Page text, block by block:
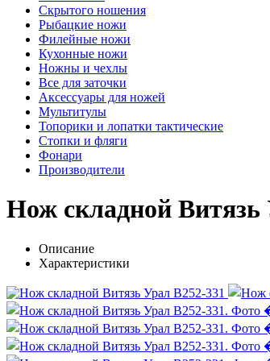
Скрытого ношения
Рыбацкие ножи
Филейные ножи
Кухонные ножи
Ножны и чехлы
Все для заточки
Аксессуары для ножей
Мультитулы
Топорики и лопатки тактические
Стопки и фляги
Фонари
Производители
Нож складной Витязь
Описание
Характеристики